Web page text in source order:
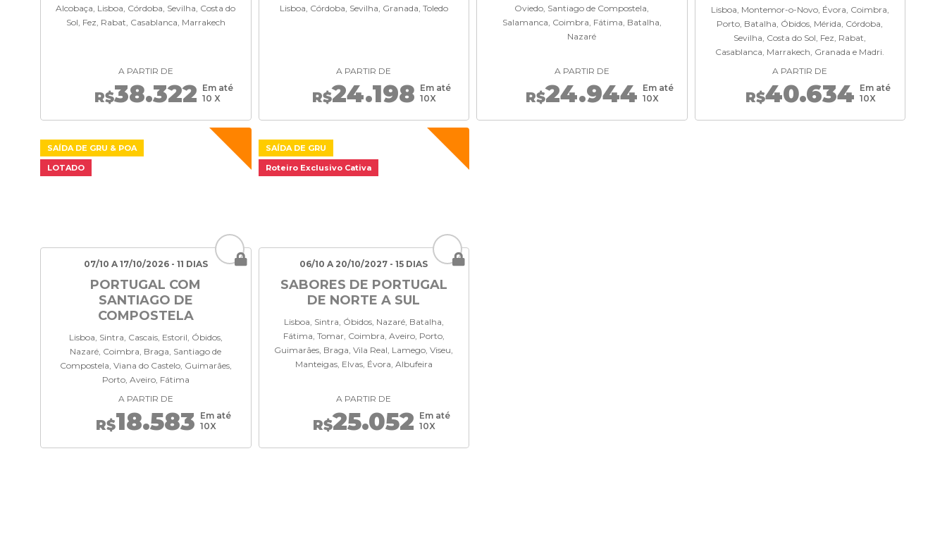
Alcobaça, Lisboa, Córdoba, Sevilha, Costa do
Sol, Fez, Rabat, Casablanca, Marrakech
A PARTIR DE
R$38.322 Em até
10 X
Lisboa, Córdoba, Sevilha, Granada, Toledo
A PARTIR DE
R$24.198 Em até
10X
Oviedo, Santiago de Compostela,
Salamanca, Coimbra, Fátima, Batalha,
Nazaré
A PARTIR DE
R$24.944 Em até
10X
Lisboa, Montemor-o-Novo, Évora, Coimbra,
Porto, Batalha, Óbidos, Mérida, Córdoba,
Sevilha, Costa do Sol, Fez, Rabat,
Casablanca, Marrakech, Granada e Madri.
A PARTIR DE
R$40.634 Em até
10X
SAÍDA DE GRU & POA
LOTADO
07/10 A 17/10/2026 - 11 DIAS
PORTUGAL COM
SANTIAGO DE
COMPOSTELA
Lisboa, Sintra, Cascais, Estoril, Óbidos,
Nazaré, Coimbra, Braga, Santiago de
Compostela, Viana do Castelo, Guimarães,
Porto, Aveiro, Fátima
A PARTIR DE
R$18.583 Em até
10X
SAÍDA DE GRU
Roteiro Exclusivo Cativa
06/10 A 20/10/2027 - 15 DIAS
SABORES DE PORTUGAL
DE NORTE A SUL
Lisboa, Sintra, Óbidos, Nazaré, Batalha,
Fátima, Tomar, Coimbra, Aveiro, Porto,
Guimarães, Braga, Vila Real, Lamego, Viseu,
Manteigas, Elvas, Évora, Albufeira
A PARTIR DE
R$25.052 Em até
10X